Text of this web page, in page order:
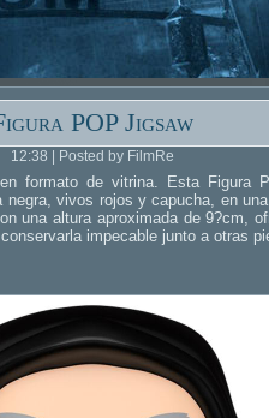
POP Jigsaw
12:38 | Posted by FilmRe
formato de vitrina. Esta Figura
vivos rojos y capucha, en
una altura aproximada de 9?cm,
impecable junto a otras